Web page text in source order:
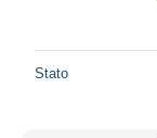
Stato